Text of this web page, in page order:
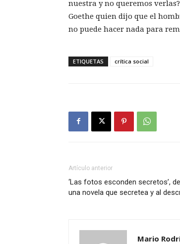
nuestra y no queremos
Goethe quien dijo que el
no puede hacer nada para
ETIQUETAS crítica social
Artículo anterior
‘Las fotos esconden secretos’,
una novela que secretea y al
Mario